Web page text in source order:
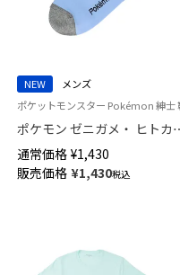
NEW
メンズ
ポケモン ゼニガメ・ ヒトカ
ゲ・ フシギダネ プリント クル
ー丈 カジュアル ソックス メン
ズ 02432110
通常価格 ¥1,430
販売価格 ¥1,430税込